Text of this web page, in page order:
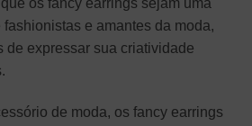
os fancy earrings sejam uma
e amantes da moda,
de expressar sua criatividade
de moda, os fancy earrings